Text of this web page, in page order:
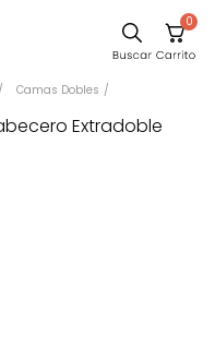
0
Camas Dobles
Extradoble